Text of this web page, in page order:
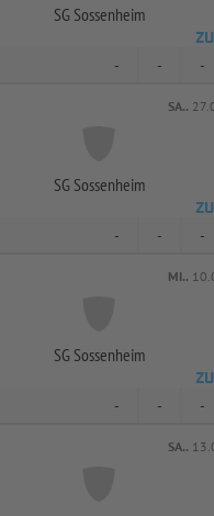
SG Sossenheim
- - -
SA..
SG Sossenheim
- - -
MI..
SG Sossenheim
- - -
SA..